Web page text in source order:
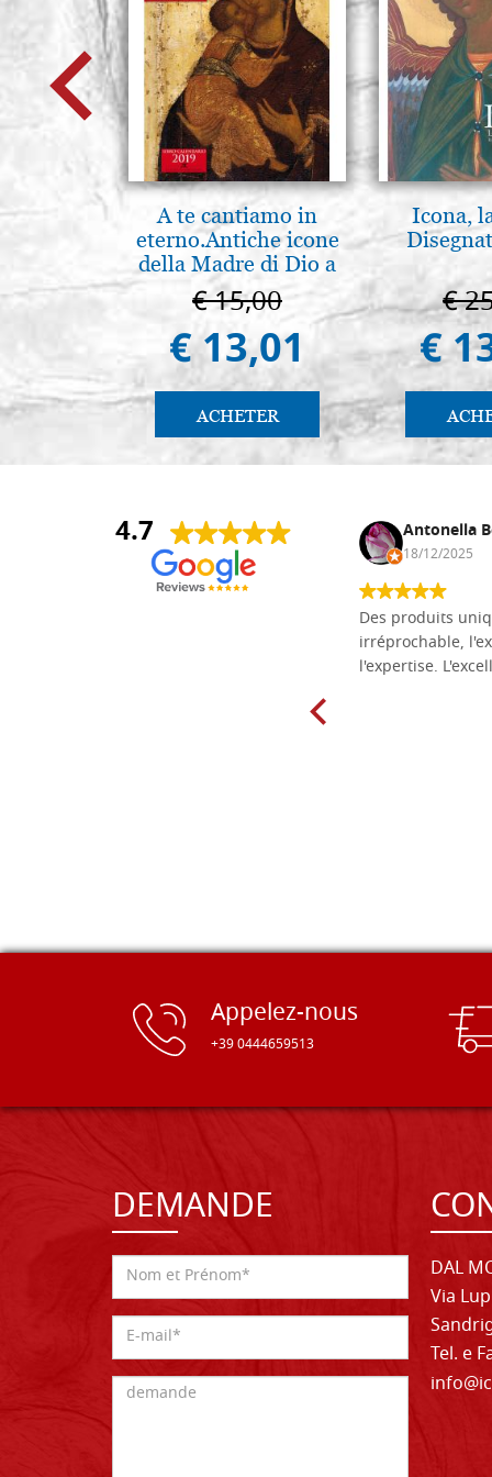
A te cantiamo in
eterno.Antiche icone
della Madre di Dio a
Vladimir e Suzdal
(libro-cal. 2019))
€ 15,00
€ 13,01
ACHETER
Icona,
€
€
4.7
Daniel Vandewalle Antonella
18/12/2025
Des produits
irréprochable,
l'expertise.
Appelez-nous
+39 0444659513
DEMANDE
DAL
Via
Tel. e